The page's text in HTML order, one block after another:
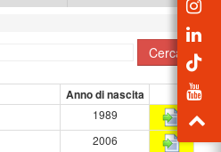
Cerca
Anno di nascita
1989
2006